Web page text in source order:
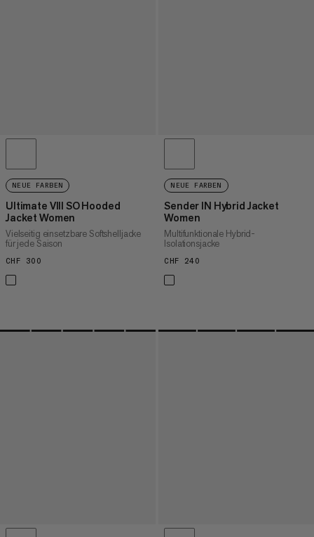
NEUE FARBEN
Ultimate VIII SO Hooded
Jacket Women
Vielseitig einsetzbare Softshelljacke
für jede Saison
CHF 300
NEUE FARBEN
Sender IN Hybrid Jacket
Women
Multifunktionale Hybrid-
Isolationsjacke
CHF 240